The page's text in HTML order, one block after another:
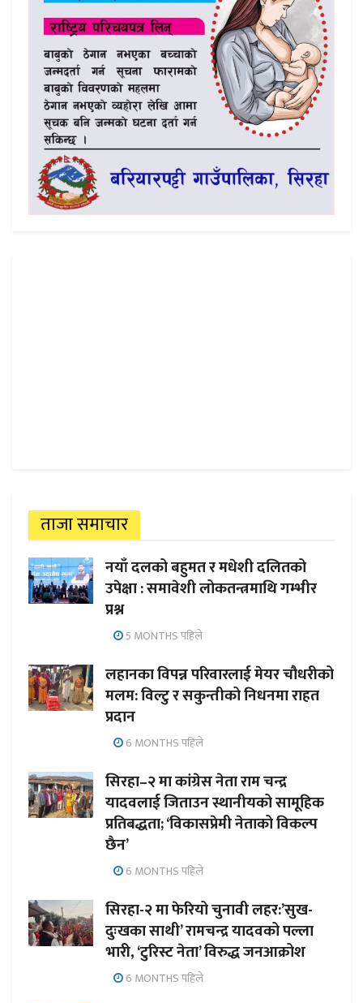
ताजा समाचार
नयाँ दलको बहुमत र मधेशी दलितको
उपेक्षा : समावेशी लोकतन्त्रमाथि गम्भीर
प्रश्न
5 MONTHS पहिले
लहानका विपन्न परिवारलाई मेयर चौधरीको
मलम: विल्टु र सकुन्तीको निधनमा राहत
प्रदान
6 MONTHS पहिले
सिरहा–२ मा कांग्रेस नेता राम चन्द्र
यादवलाई जिताउन स्थानीयको सामूहिक
प्रतिबद्धता; ‘विकासप्रेमी नेताको विकल्प
छैन’
6 MONTHS पहिले
सिरहा-२ मा फेरियो चुनावी लहर:’सुख-
दुःखका साथी’ रामचन्द्र यादवको पल्ला
भारी, ‘टुरिस्ट नेता’ विरुद्ध जनआक्रोश
6 MONTHS पहिले